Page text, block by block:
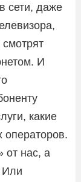
сети, даже
И
какие
операторов.
от нас, а
Или